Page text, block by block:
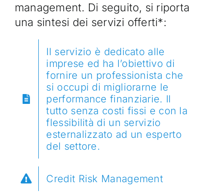
management. Di seguito, si riporta
una sintesi dei servizi offerti*:
Il servizio è dedicato alle
imprese ed ha l’obiettivo di
fornire un professionista che
si occupi di migliorarne le
performance finanziarie. Il
tutto senza costi fissi e con la
flessibilità di un servizio
esternalizzato ad un esperto
del settore.
Credit Risk Management